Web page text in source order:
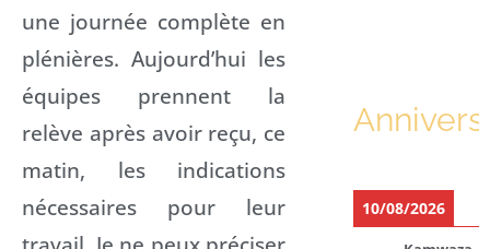
une journée complète en
plénières. Aujourd’hui les
équipes prennent la
relève après avoir reçu, ce
matin, les indications
nécessaires pour leur
10/08/2026